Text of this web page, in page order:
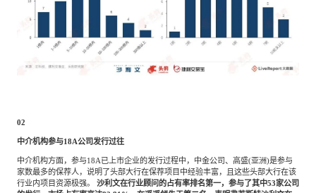
02
中介机构参与18A公司发行过往
中介机构方面，参与18A已上市企业的发行过程中，中金公司、高盛(亚洲)是参与
家数最多的保荐人，说明了头部大行在保荐项目中经验丰富，且这些头部大行在该
行业内项目资源极强。
沙利文在行业顾问的占有率排名第一，参与了其中53家公司